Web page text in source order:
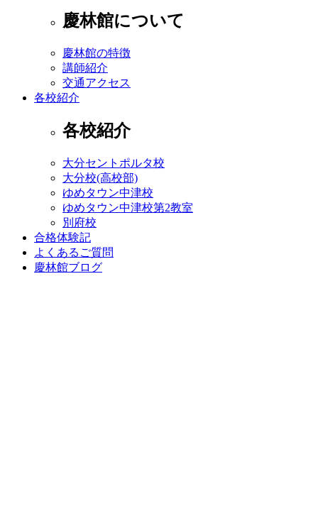
慶林館について
慶林館の特徴
講師紹介
交通アクセス
各校紹介
各校紹介
大分セントポルタ校
大分校(高校部)
ゆめタウン中津校
ゆめタウン中津校第2教室
別府校
合格体験記
よくあるご質問
慶林館ブログ